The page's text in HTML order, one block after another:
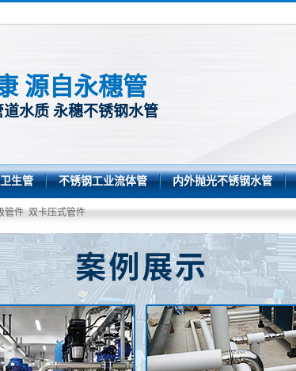
源自永穗管
水质 永穗不锈钢水管
生管 不锈钢工业流体管 内外抛光不锈钢水管
管件 双卡压式管件